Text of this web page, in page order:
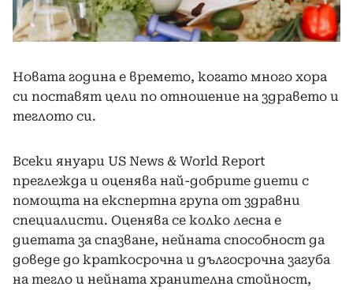
Новата година е времето, когато много хора
си поставят цели по отношение на здравето и
теглото си.
Всеки януари US News & World Report
преглежда и оценява най-добрите диети с
помощта на експертна група от здравни
специалисти. Оценява се колко лесна е
диетата за спазване, нейната способност да
доведе до краткосрочна и дългосрочна загуба
на тегло и нейната хранителна стойност,